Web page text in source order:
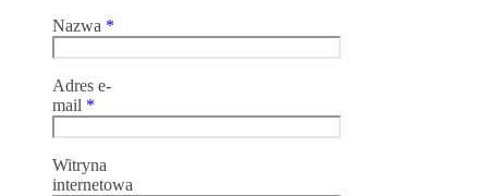
Nazwa *
Adres e-
mail *
Witryna
internetowa